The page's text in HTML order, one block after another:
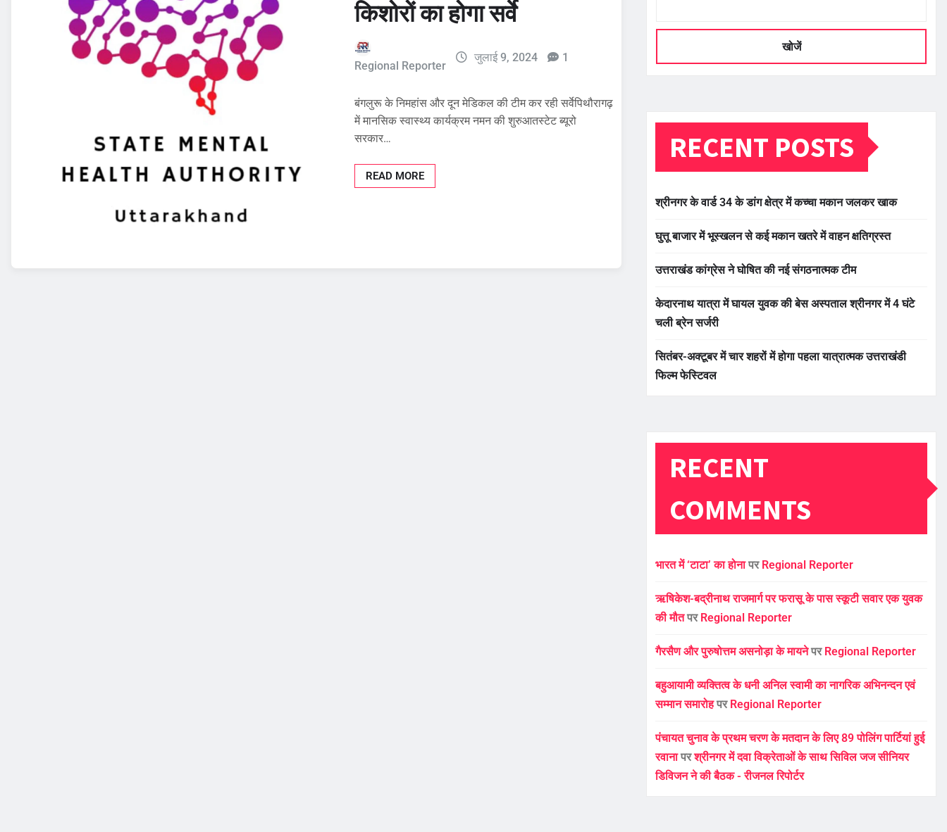
किशोरों का होगा सर्वे
Regional Reporter
जुलाई 9, 2024 1
बंगलुरू के निमहांस और दून मेडिकल की टीम कर रही सर्वेपिथौरागढ़
में मानसिक स्वास्थ्य कार्यक्रम नमन की शुरुआतस्टेट ब्यूरो
सरकार…
READ MORE
खोजें
RECENT POSTS
श्रीनगर के वार्ड 34 के डांग क्षेत्र में कच्चा मकान जलकर खाक
घुत्तू बाजार में भूस्खलन से कई मकान खतरे में वाहन क्षतिग्रस्त
उत्तराखंड कांग्रेस ने घोषित की नई संगठनात्मक टीम
केदारनाथ यात्रा में घायल युवक की बेस अस्पताल श्रीनगर में 4 घंटे
चली ब्रेन सर्जरी
सितंबर-अक्टूबर में चार शहरों में होगा पहला यात्रात्मक उत्तराखंडी
फिल्म फेस्टिवल
RECENT
COMMENTS
भारत में ‘टाटा’ का होनापर Regional Reporter
ऋषिकेश-बद्रीनाथ राजमार्ग पर फरासू के पास स्कूटी सवार एक युवक
की मौतपर Regional Reporter
गैरसैण और पुरुषोत्तम असनोड़ा के मायनेपर Regional Reporter
बहुआयामी व्यक्तित्व के धनी अनिल स्वामी का नागरिक अभिनन्दन एवं
सम्मान समारोहपर Regional Reporter
पंचायत चुनाव के प्रथम चरण के मतदान के लिए 89 पोलिंग पार्टियां हुई
रवानापरश्रीनगर में दवा विक्रेताओं के साथ सिविल जज सीनियर
डिविजन ने की बैठक - रीजनल रिपोर्टर